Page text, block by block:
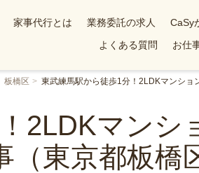
家事代行とは 業務委託の求人 CaSy
よくある質問
お仕
板橋区 東武練馬駅から徒歩1分！2LDKマンショ
2LDKマンシ
東京都板橋